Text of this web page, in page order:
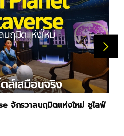
าลนฤมิตแห่งใหม่ ชูไลฟ์
ทิพย